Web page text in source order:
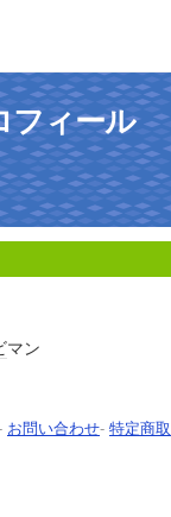
フィール
マン
お問い合わせ- 特定商